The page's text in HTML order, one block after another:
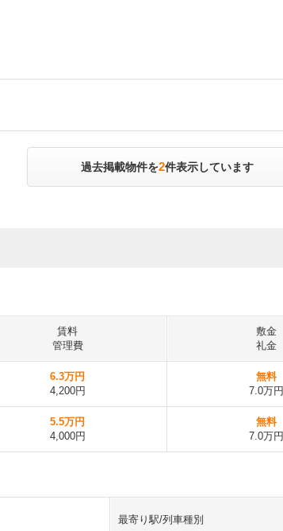
過去掲載物件を2件表示しています
賃料
管理費
敷金
礼金
6.3万円
4,200円
無料
7.0万円
5.5万円
4,000円
無料
7.0万円
最寄り駅/列車種別